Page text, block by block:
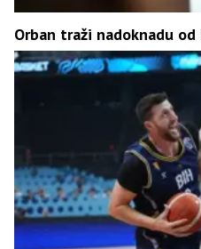
Orban traži nadoknadu